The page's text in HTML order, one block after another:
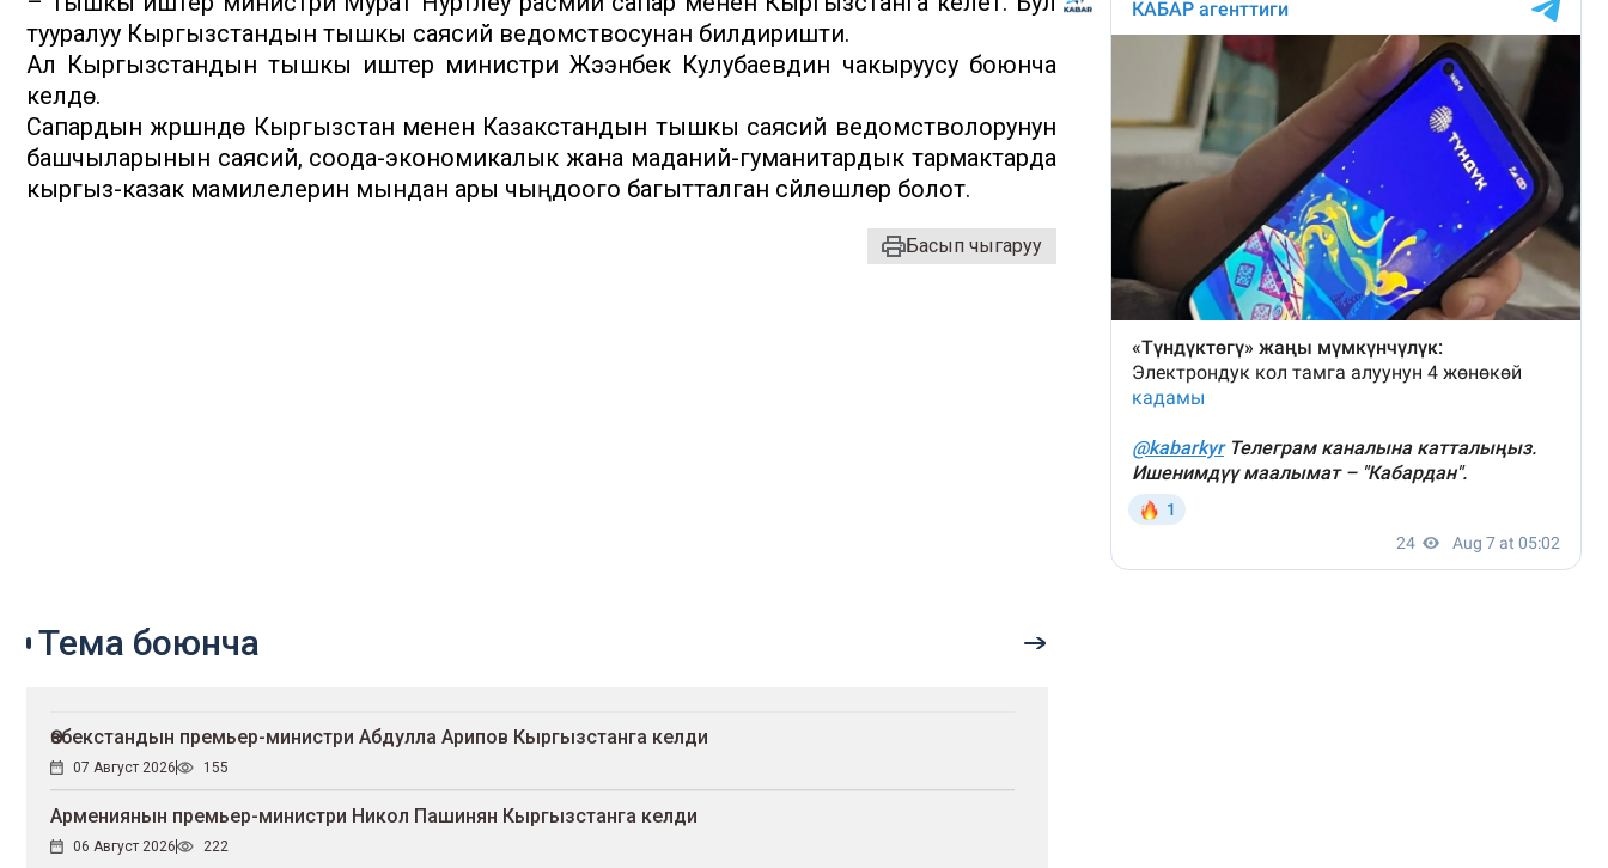
тууралуу Кыргызстандын тышкы саясий ведомствосунан билдиришти.
Ал Кыргызстандын тышкы иштер министри Жээнбек Кулубаевдин чакыруусу боюнча
келүүдө.
Сапардын жүрүшүндө Кыргызстан менен Казакстандын тышкы саясий ведомстволорунун
башчыларынын саясий, соода-экономикалык жана маданий-гуманитардык тармактарда
кыргыз-казак мамилелерин мындан ары чыңдоого багытталган сүйлөшүүлөрү болот.
Басып чыгаруу
Тема боюнча
Өзбекстандын премьер-министри Абдулла Арипов Кыргызстанга келди
07 Август 2026 155
Армениянын премьер-министри Никол Пашинян Кыргызстанга келди
06 Август 2026 222